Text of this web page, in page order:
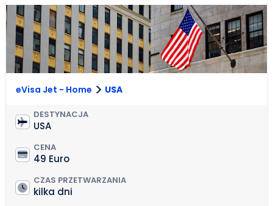
eVisa Jet - Home > USA
DESTYNACJA
USA
CENA
49 Euro
CZAS PRZETWARZANIA
kilka dni